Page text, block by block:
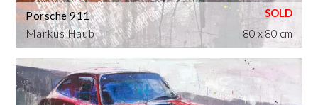
Markus Haub
Porsche 911
80 x 80 cm